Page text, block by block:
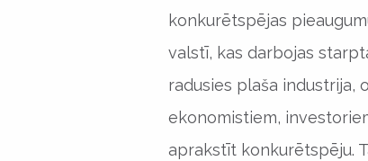
konkurētspējas
valstī, kas darbojas
radusies plaša industrija,
ekonomistiem,
aprakstīt konkurētspēju.